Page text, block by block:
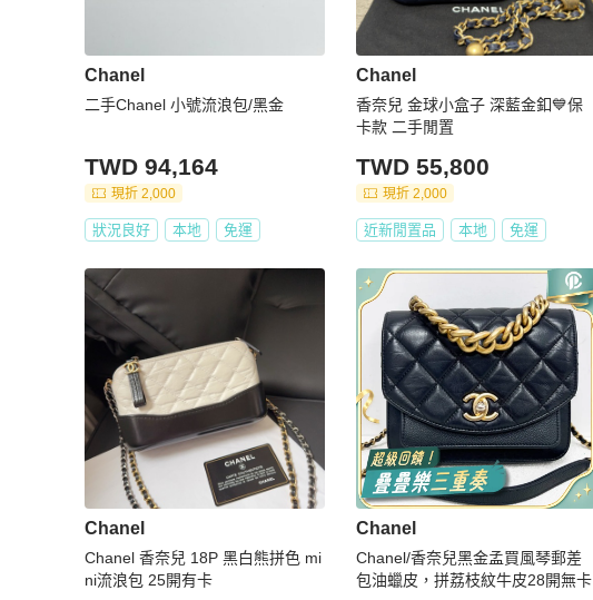
Chanel
二手Chanel 小號流浪包/黑金
TWD 94,164
現折 2,000
狀況良好 本地 免運
Chanel
香奈兒 金球小盒子 深藍金釦💙保
卡款 二手閒置
TWD 55,800
現折 2,000
近新閒置品 本地 免運
Chanel
Chanel 香奈兒 18P 黑白熊拼色 mi
ni流浪包 25開有卡
Chanel
Chanel/香奈兒黑金孟買風琴郵差
包油蠟皮，拼荔枝紋牛皮28開無卡